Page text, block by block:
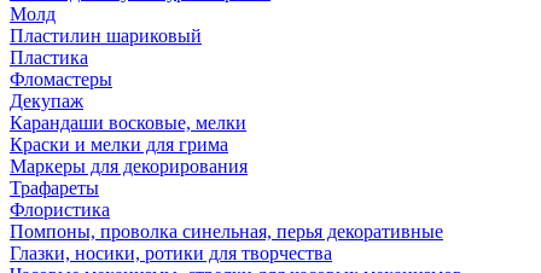
Молд
Пластилин шариковый
Пластика
Фломастеры
Декупаж
Карандаши восковые, мелки
Краски и мелки для грима
Маркеры для декорирования
Трафареты
Флористика
Помпоны, проволка синельная, перья декоративные
Глазки, носики, ротики для творчества